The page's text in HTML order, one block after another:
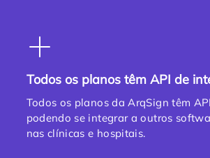
Todos os planos têm API de
Todos os planos da ArqSign têm
podendo se integrar a outros
nas clínicas e hospitais.